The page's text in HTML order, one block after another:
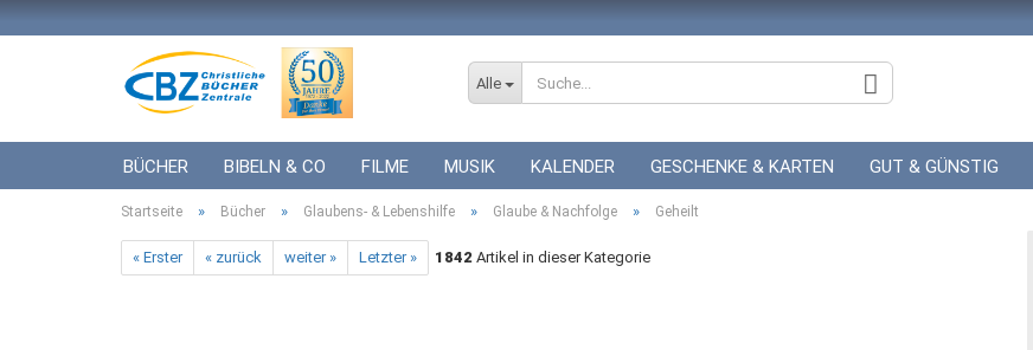
Alle
BÜCHER BIBELN & CO FILME MUSIK KALENDER GESCHENKE & KARTEN GUT & GÜNSTIG
ICF BÜCHER VERSCHIEDENES GESCHENKE ZUR HOCHZEIT GUTSCHEINE
Startseite » Bücher » Glaubens- & Lebenshilfe » Glaube & Nachfolge » Geheilt
« Erster « zurück weiter » Letzter » 1842 Artikel in dieser Kategorie